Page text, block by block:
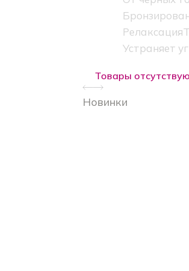
Релаксация
Устраняет
Товары
Новинки